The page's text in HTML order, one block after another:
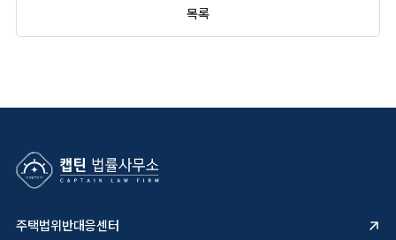
목록
주택법위반대응센터